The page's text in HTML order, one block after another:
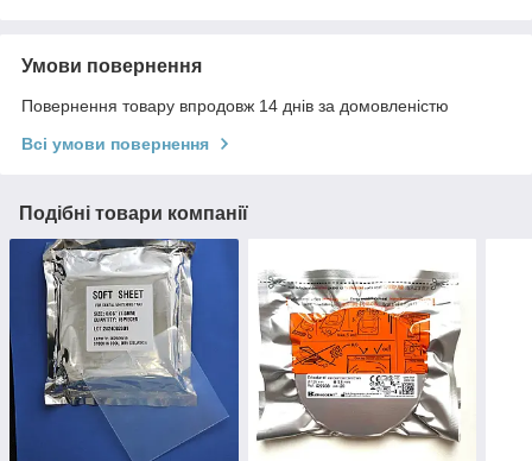
Умови повернення
Повернення товару впродовж 14 днів за домовленістю
Всі умови повернення
Подібні товари компанії